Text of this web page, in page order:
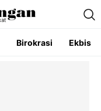
Birokrasi Ekbis